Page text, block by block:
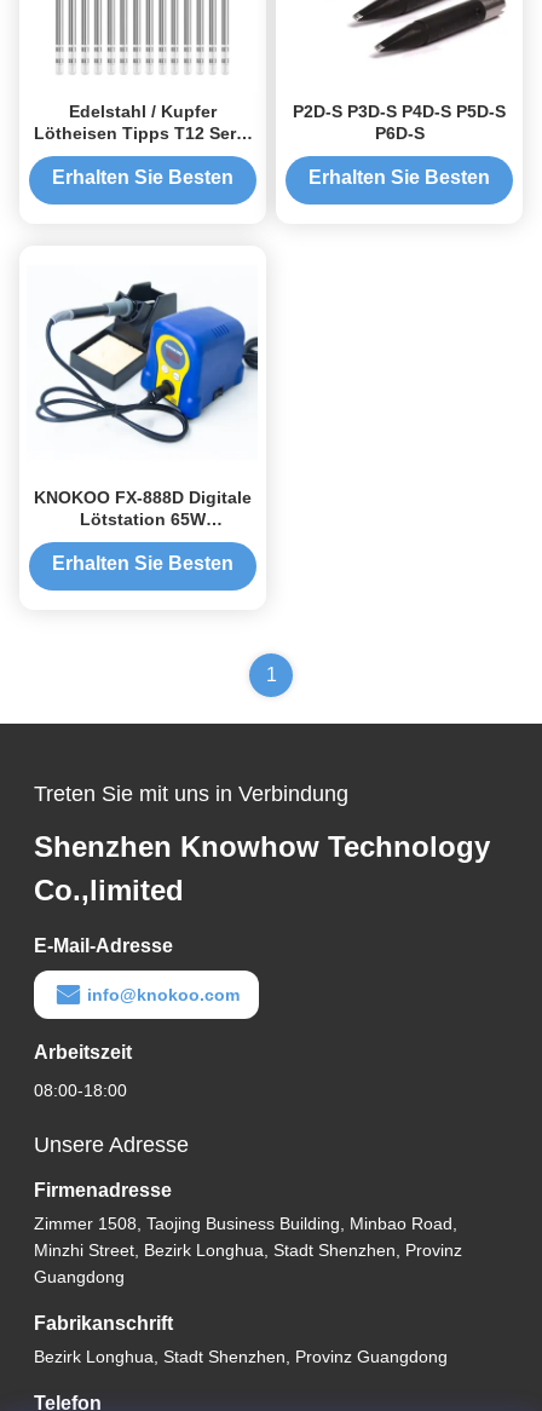
Edelstahl / Kupfer
Lötheisen Tipps T12 Serie
Für FX-951 912 FM2027
2028 Lötgriffe
Erhalten Sie Besten
P2D-S P3D-S P4D-S P5D-S
P6D-S
Erhalten Sie Besten
KNOKOO FX-888D Digitale
Lötstation 65W
Hochleistungs-Präzisions-
Temperaturregelung für die
Erhalten Sie Besten
1
Treten Sie mit uns in Verbindung
Shenzhen Knowhow Technology
Co.,limited
E-Mail-Adresse
info@knokoo.com
Arbeitszeit
08:00-18:00
Unsere Adresse
Firmenadresse
Zimmer 1508, Taojing Business Building, Minbao Road,
Minzhi Street, Bezirk Longhua, Stadt Shenzhen, Provinz
Guangdong
Fabrikanschrift
Bezirk Longhua, Stadt Shenzhen, Provinz Guangdong
Telefon